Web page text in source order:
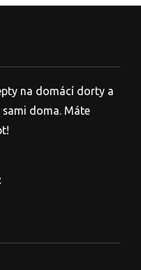
na domácí dorty a
sami doma. Máte